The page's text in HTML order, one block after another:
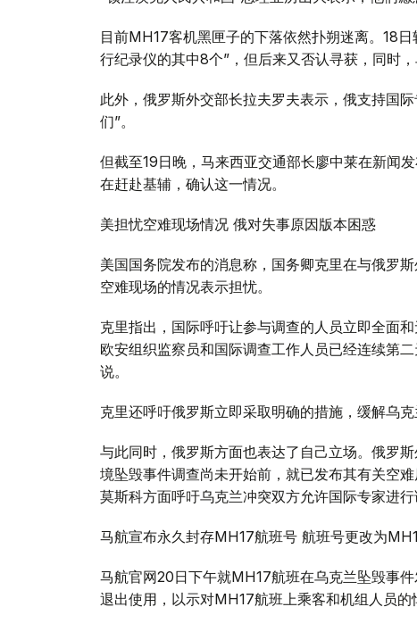
目前MH17客机黑匣子的下落依然扑朔迷离。18
行纪录仪的其中8个”，但后来又否认寻获，同时
此外，俄罗斯外交部长拉夫罗夫表示，俄支持国
们”。
但截至19日晚，马来西亚交通部长廖中莱在新闻
在赶赴基辅，确认这一情况。
美担忧空难现场情况 俄对失事原因版本困惑
美国国务院发布的消息称，国务卿克里在与俄罗
空难现场的情况表示担忧。
克里指出，国际呼吁让参与调查的人员立即全面
欧安组织监察员和国际调查工作人员已经连续第
说。
克里还呼吁俄罗斯立即采取明确的措施，缓解乌克
与此同时，俄罗斯方面也表达了自己立场。俄罗
境坠毁事件调查尚未开始前，就已发布其有关空
莫斯科方面呼吁乌克兰冲突双方允许国际专家进行
马航宣布永久封存MH17航班号 航班号更改为
马航官网20日下午就MH17航班在乌克兰坠毁事
退出使用，以示对MH17航班上乘客和机组人员的